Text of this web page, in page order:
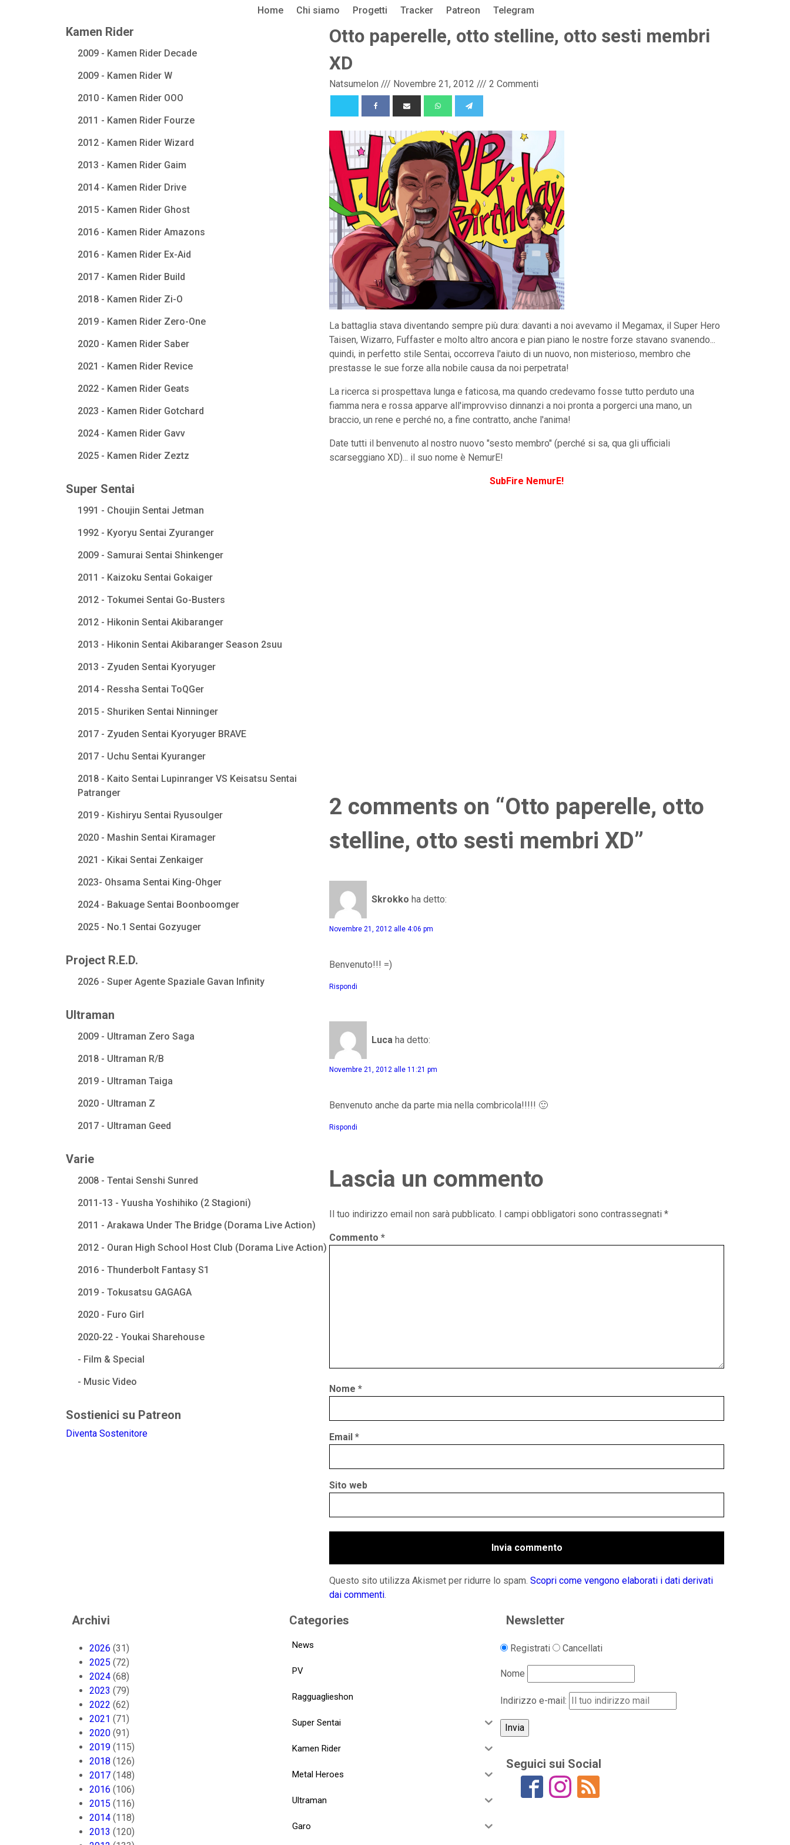
Home Chi siamo Progetti Tracker Patreon Telegram
Kamen Rider
2009 - Kamen Rider Decade
2009 - Kamen Rider W
2010 - Kamen Rider OOO
2011 - Kamen Rider Fourze
2012 - Kamen Rider Wizard
2013 - Kamen Rider Gaim
2014 - Kamen Rider Drive
2015 - Kamen Rider Ghost
2016 - Kamen Rider Amazons
2016 - Kamen Rider Ex-Aid
2017 - Kamen Rider Build
2018 - Kamen Rider Zi-O
2019 - Kamen Rider Zero-One
2020 - Kamen Rider Saber
2021 - Kamen Rider Revice
2022 - Kamen Rider Geats
2023 - Kamen Rider Gotchard
2024 - Kamen Rider Gavv
2025 - Kamen Rider Zeztz
Super Sentai
1991 - Choujin Sentai Jetman
1992 - Kyoryu Sentai Zyuranger
2009 - Samurai Sentai Shinkenger
2011 - Kaizoku Sentai Gokaiger
2012 - Tokumei Sentai Go-Busters
2012 - Hikonin Sentai Akibaranger
2013 - Hikonin Sentai Akibaranger Season 2suu
2013 - Zyuden Sentai Kyoryuger
2014 - Ressha Sentai ToQGer
2015 - Shuriken Sentai Ninninger
2017 - Zyuden Sentai Kyoryuger BRAVE
2017 - Uchu Sentai Kyuranger
2018 - Kaito Sentai Lupinranger VS Keisatsu Sentai
Patranger
2019 - Kishiryu Sentai Ryusoulger
2020 - Mashin Sentai Kiramager
2021 - Kikai Sentai Zenkaiger
2023- Ohsama Sentai King-Ohger
2024 - Bakuage Sentai Boonboomger
2025 - No.1 Sentai Gozyuger
Project R.E.D.
2026 - Super Agente Spaziale Gavan Infinity
Ultraman
2009 - Ultraman Zero Saga
2018 - Ultraman R/B
2019 - Ultraman Taiga
2020 - Ultraman Z
2017 - Ultraman Geed
Varie
2008 - Tentai Senshi Sunred
2011-13 - Yuusha Yoshihiko (2 Stagioni)
2011 - Arakawa Under The Bridge (Dorama Live Action)
2012 - Ouran High School Host Club (Dorama Live Action)
2016 - Thunderbolt Fantasy S1
2019 - Tokusatsu GAGAGA
2020 - Furo Girl
2020-22 - Youkai Sharehouse
- Film & Special
- Music Video
Sostienici su Patreon
Diventa Sostenitore
Otto paperelle, otto stelline, otto sesti membri
XD
Natsumelon /// Novembre 21, 2012 /// 2 Commenti
La battaglia stava diventando sempre più dura: davanti a noi avevamo il Megamax, il Super Hero
Taisen, Wizarro, Fuffaster e molto altro ancora e pian piano le nostre forze stavano svanendo...
quindi, in perfetto stile Sentai, occorreva l'aiuto di un nuovo, non misterioso, membro che
prestasse le sue forze alla nobile causa da noi perpetrata!
La ricerca si prospettava lunga e faticosa, ma quando credevamo fosse tutto perduto una
fiamma nera e rossa apparve all'improvviso dinnanzi a noi pronta a porgerci una mano, un
braccio, un rene e perché no, a fine contratto, anche l'anima!
Date tutti il benvenuto al nostro nuovo "sesto membro" (perché si sa, qua gli ufficiali
scarseggiano XD)... il suo nome è NemurE!
SubFire NemurE!
2 comments on “Otto paperelle, otto
stelline, otto sesti membri XD”
Skrokko ha detto:
Novembre 21, 2012 alle 4:06 pm
Benvenuto!!! =)
Rispondi
Luca ha detto:
Novembre 21, 2012 alle 11:21 pm
Benvenuto anche da parte mia nella combricola!!!!! 🙂
Rispondi
Lascia un commento
Il tuo indirizzo email non sarà pubblicato. I campi obbligatori sono contrassegnati *
Commento *
Nome *
Email *
Sito web
Questo sito utilizza Akismet per ridurre lo spam. Scopri come vengono elaborati i dati derivati
dai commenti.
Archivi
2026 (31)
2025 (72)
2024 (68)
2023 (79)
2022 (62)
2021 (71)
2020 (91)
2019 (115)
2018 (126)
2017 (148)
2016 (106)
2015 (116)
2014 (118)
2013 (120)
Categories
News
PV
Ragguaglieshon
Super Sentai
Kamen Rider
Metal Heroes
Ultraman
Garo
Newsletter
Registrati Cancellati
Nome
Indirizzo e-mail:
Seguici sui Social